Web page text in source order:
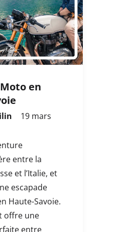
en
19 mars
entre la
et l’Italie, et
escapade
Haute-Savoie.
offre une
entre